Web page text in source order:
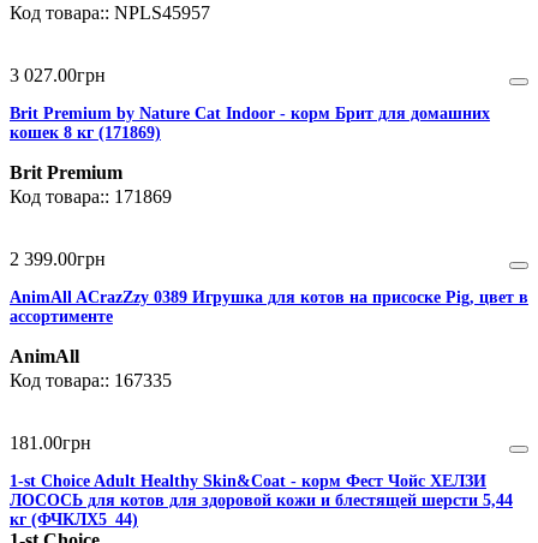
NPLS45957
3 027.00грн
Brit Premium by Nature Cat Indoor - корм Брит для домашних
кошек 8 кг (171869)
Brit Premium
171869
2 399.00грн
AnimAll ACrazZzy 0389 Игрушка для котов на присоске Pig, цвет в
ассортименте
AnimAll
167335
181 .00грн
1-st Choice Adult Healthy Skin&Coat - корм Фест Чойс ХЕЛЗИ
ЛОСОСЬ для котов для здоровой кожи и блестящей шерсти 5,44
кг (ФЧКЛХ5_44)